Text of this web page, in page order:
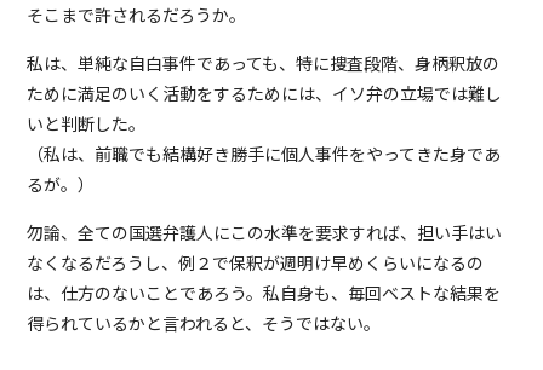
そこまで許されるだろうか。
私は、単純な自白事件であっても、特に捜査段階、身柄釈放の
ために満足のいく活動をするためには、イソ弁の立場では難し
いと判断した。
（私は、前職でも結構好き勝手に個人事件をやってきた身であ
るが。）
勿論、全ての国選弁護人にこの水準を要求すれば、担い手はい
なくなるだろうし、例２で保釈が週明け早めくらいになるの
は、仕方のないことであろう。私自身も、毎回ベストな結果を
得られているかと言われると、そうではない。